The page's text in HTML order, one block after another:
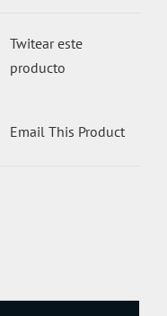
Twitear este
producto
Email This Product